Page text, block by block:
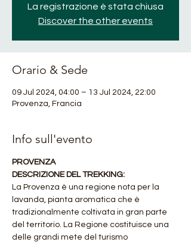
La registrazione è stata chiusa
Discover the other events
Orario & Sede
09 Jul 2024, 04:00 – 13 Jul 2024, 22:00
Provenza, Francia
Info sull'evento
PROVENZA
DESCRIZIONE DEL TREKKING:
La Provenza è una regione nota per la
lavanda, pianta aromatica che è
tradizionalmente coltivata in gran parte
del territorio. La Regione costituisce una
delle grandi mete del turismo